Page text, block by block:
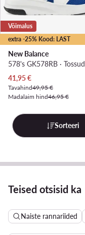
extra -25% Kood: LAST
Võimalus
New Balance
578's GK578RB · Tossud
Praegune hind
41,95€
Tavahind49,95 €
Madalaim hind46,95 €
Sorteeri
Teised otsisid ka
Naiste rannariided